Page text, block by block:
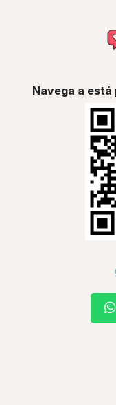
Navega a está